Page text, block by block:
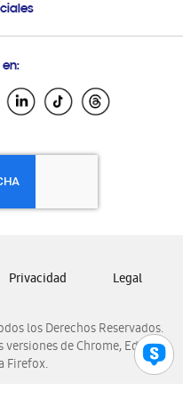
en:
los Derechos Reservados.
de Chrome, Edge,
Firefox.
Privacidad Legal